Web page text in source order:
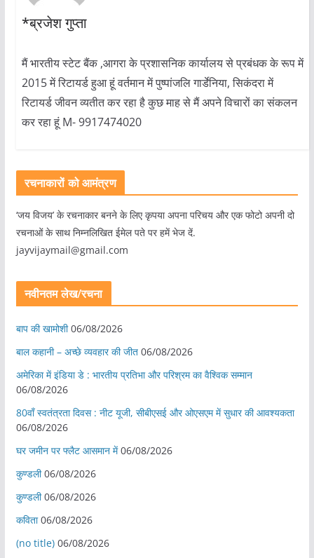
*ब्रजेश गुप्ता
मैं भारतीय स्टेट बैंक ,आगरा के प्रशासनिक कार्यालय से प्रबंधक के रूप में
2015 में रिटायर्ड हुआ हूं वर्तमान में पुष्पांजलि गार्डेनिया, सिकंदरा में
रिटायर्ड जीवन व्यतीत कर रहा है कुछ माह से मैं अपने विचारों का संकलन
कर रहा हूं M- 9917474020
रचनाकारों को आमंत्रण
‘जय विजय’ के रचनाकार बनने के लिए कृपया अपना परिचय और एक फोटो अपनी दो
रचनाओं के साथ निम्नलिखित ईमेल पते पर हमें भेज दें.
jayvijaymail@gmail.com
नवीनतम लेख/रचना
बाप की खामोशी 06/08/2026
बाल कहानी – अच्छे व्यवहार की जीत 06/08/2026
अमेरिका में इंडिया डे : भारतीय प्रतिभा और परिश्रम का वैश्विक सम्मान
06/08/2026
80वाँ स्वतंत्रता दिवस : नीट यूजी, सीबीएसई और ओएसएम में सुधार की आवश्यकता
06/08/2026
घर जमीन पर फ्लैट आसमान में 06/08/2026
कुण्डली 06/08/2026
कुण्डली 06/08/2026
कविता 06/08/2026
(no title) 06/08/2026